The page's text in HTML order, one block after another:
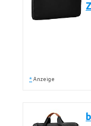
* Anzeige